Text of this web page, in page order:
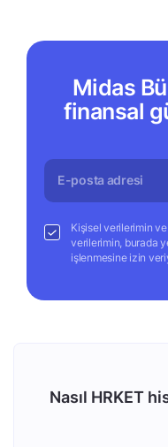
Midas
finansal
Kişisel verilerimin
verilerimin, burada
işlenmesine izin
Nasıl HRKET